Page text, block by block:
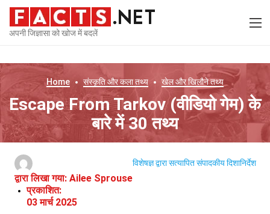
अपनी जिज्ञासा को खोज में बदलें
Home संस्कृति और कलातथ्य खेल और खिलौनेतथ्य
Escape From Tarkov (वीडियो गेम) के
बारे में 30 तथ्य
द्वारा लिखा गया: Ailee Sprouse
प्रकाशित:
03 मार्च 2025
विशेषज्ञ द्वारा सत्यापित संपादकीय दिशानिर्देश